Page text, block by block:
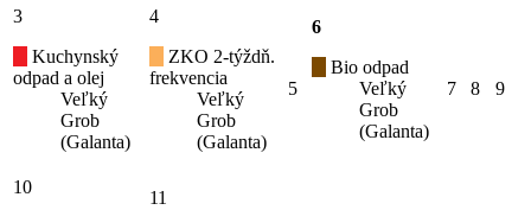
3
Kuchynský
odpad a olej
Veľký
Grob
(Galanta)
4
ZKO 2-týždň.
frekvencia
Veľký
Grob
(Galanta)
5
6
Bio odpad
Veľký
Grob
(Galanta)
7 8 9
10
11